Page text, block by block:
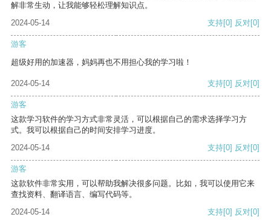
解非常生动，让我能够轻松理解知识点。
2024-05-14
支持[0] 反对[0]
游客
超级好用的加速器，妈妈再也不用担心我的学习啦！
2024-05-14 支持[0] 反对[0]
游客
这款学习软件的学习方式非常灵活，可以根据自己的需求选择学习方
式。我可以根据自己的时间安排学习进度。
2024-05-14
支持[0] 反对[0]
游客
这款软件非常实用，可以帮助我解决很多问题。比如，我可以使用它来
查找资料、翻译语言、编写代码等。
2024-05-14
支持[0] 反对[0]